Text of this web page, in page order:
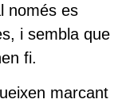
només es
i sembla que
fi.
marcant